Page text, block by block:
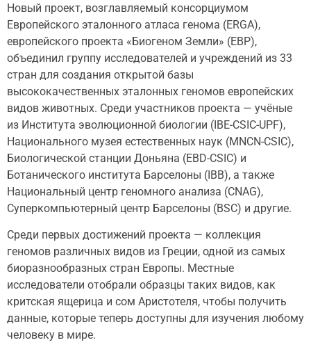
Новый проект, возглавляемый консорциумом
Европейского эталонного атласа генома (ERGA),
европейского проекта «Биогеном Земли» (EBP),
объединил группу исследователей и учреждений из 33
стран для создания открытой базы
высококачественных эталонных геномов европейских
видов животных. Среди участников проекта — учёные
из Института эволюционной биологии (IBE-CSIC-UPF),
Национального музея естественных наук (MNCN-CSIC),
Биологической станции Доньяна (EBD-CSIC) и
Ботанического института Барселоны (IBB), а также
Национальный центр геномного анализа (CNAG),
Суперкомпьютерный центр Барселоны (BSC) и другие.
Среди первых достижений проекта — коллекция
геномов различных видов из Греции, одной из самых
биоразнообразных стран Европы. Местные
исследователи отобрали образцы таких видов, как
критская ящерица и сом Аристотеля, чтобы получить
данные, которые теперь доступны для изучения любому
человеку в мире.